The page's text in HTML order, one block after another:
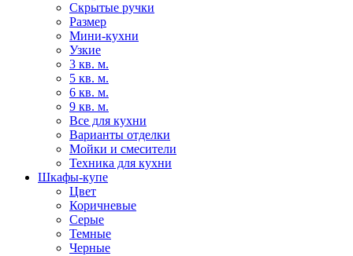
Скрытые ручки
Размер
Мини-кухни
Узкие
3 кв. м.
5 кв. м.
6 кв. м.
9 кв. м.
Все для кухни
Варианты отделки
Мойки и смесители
Техника для кухни
Шкафы-купе
Цвет
Коричневые
Серые
Темные
Черные